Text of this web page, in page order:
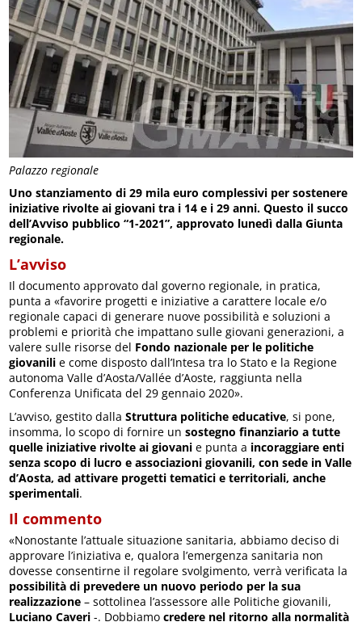
Palazzo regionale
Uno stanziamento di 29 mila euro complessivi per sostenere
iniziative rivolte ai giovani tra i 14 e i 29 anni. Questo il succo
dell’Avviso pubblico “1-2021”, approvato lunedì dalla Giunta
regionale.
L’avviso
Il documento approvato dal governo regionale, in pratica,
punta a «favorire progetti e iniziative a carattere locale e/o
regionale capaci di generare nuove possibilità e soluzioni a
problemi e priorità che impattano sulle giovani generazioni, a
valere sulle risorse del Fondo nazionale per le politiche
giovanili e come disposto dall’Intesa tra lo Stato e la Regione
autonoma Valle d’Aosta/Vallée d’Aoste, raggiunta nella
Conferenza Unificata del 29 gennaio 2020».
L’avviso, gestito dallaStruttura politiche educative, si pone,
insomma, lo scopo di fornire unsostegno finanziario a tutte
quelle iniziative rivolte ai giovani e punta a incoraggiare enti
senza scopo di lucro e associazioni giovanili, con sede in Valle
d’Aosta, ad attivare progetti tematici e territoriali, anche
sperimentali.
Il commento
«Nonostante l’attuale situazione sanitaria, abbiamo deciso di
approvare l’iniziativa e, qualora l’emergenza sanitaria non
dovesse consentirne il regolare svolgimento, verrà verificata la
possibilità di prevedere un nuovo periodo per la sua
realizzazione – sottolinea l’assessore alle Politiche giovanili,
Luciano Caveri -. Dobbiamocredere nel ritorno alla normalità